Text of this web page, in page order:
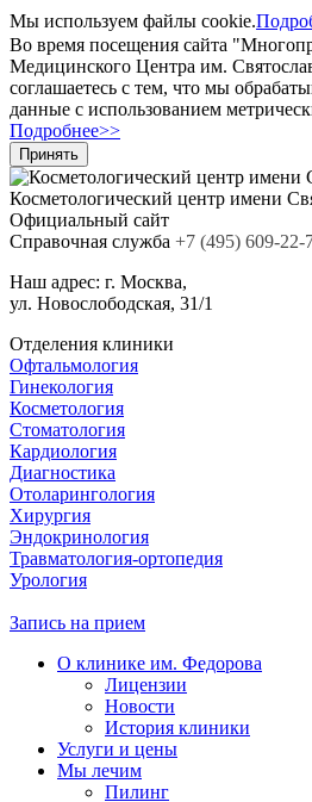
Мы используем файлы cookie.
Во время посещения сайта
Медицинского Центра им.
соглашаетесь с тем, что мы
данные с использованием
Подробнее>>
Принять
Косметологический центр имени
Официальный сайт
Cправочная служба +7 (495) 609-22-
Наш адрес: г. Москва,
ул. Новослободская, 31/1
Отделения клиники
Офтальмология
Гинекология
Косметология
Стоматология
Кардиология
Диагностика
Отоларингология
Хирургия
Эндокринология
Травматология-ортопедия
Урология
Запись на прием
О клинике им. Федорова
Лицензии
Новости
История клиники
Услуги и цены
Мы лечим
Пилинг